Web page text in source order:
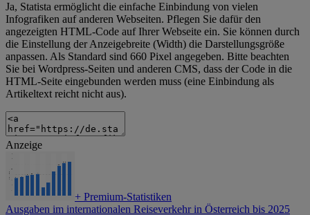
Ja, Statista ermöglicht die einfache Einbindung von vielen
Infografiken auf anderen Webseiten. Pflegen Sie dafür den
angezeigten HTML-Code auf Ihrer Webseite ein. Sie können durch
die Einstellung der Anzeigebreite (Width) die Darstellungsgröße
anpassen. Als Standard sind 660 Pixel angegeben. Bitte beachten
Sie bei Wordpress-Seiten und anderen CMS, dass der Code in die
HTML-Seite eingebunden werden muss (eine Einbindung als
Artikeltext reicht nicht aus).
Anzeige
+ Premium-Statistiken
Ausgaben im internationalen Reiseverkehr in Österreich bis 2025